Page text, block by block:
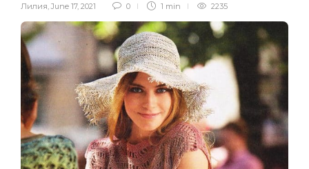
Лилия, June 17, 2021 0 1 min 2235